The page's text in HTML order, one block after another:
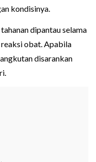
kondisinya.
dipantau selama
obat. Apabila
disarankan